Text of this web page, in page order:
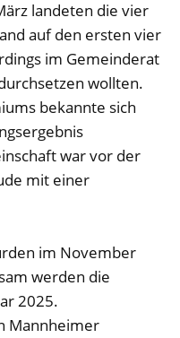
landeten die vier
auf den ersten vier
im Gemeinderat
wollten.
bekannte sich
war vor der
mit einer
im November
werden die
2025.
Mannheimer